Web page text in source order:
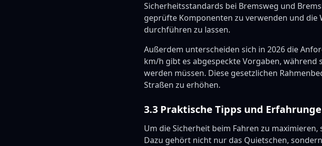
Sicherheitsstandards bei Bremsweg und
geprüfte Komponenten zu verwenden und
durchführen zu lassen.
Außerdem unterscheiden sich in 2026 die
km/h gibt es abgespeckte Vorgaben,
werden müssen. Diese gesetzlichen
Straßen zu erhöhen.
3.3 Praktische Tipps und
Um die Sicherheit beim Fahren zu
Dazu gehört nicht nur das Quietschen,